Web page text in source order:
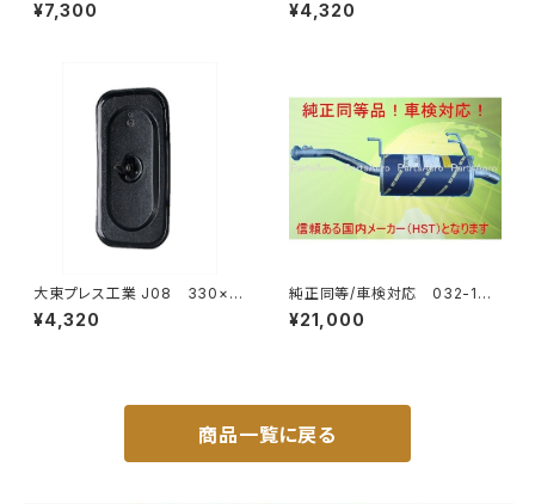
ト バルブ 配線 スイッチ H11 左
¥7,300
左 99年～ DI-641
¥4,320
大東プレス工業 J08 330×1
70 サイドミラー/バックミラー
L012 黒 DI-7B
¥4,320
純正同等/車検対応 032-132
タウンエース ライトエース トラ
ック
¥21,000
商品一覧に戻る